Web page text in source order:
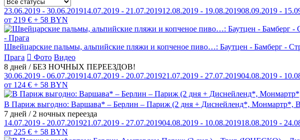
23.06.2019 - 30.06.201914.07.2019 - 21.07.201912.08.2019 - 19.08.201908.09.2019 -
от 219 € + 58 BYN
Швейцарские пальмы, альпийские пляжи и копченое пиво…: Баутцен - Бамберг -
Прага
Фото Видео
8 дней / БЕЗ НОЧНЫХ ПЕРЕЕЗДОВ!
30.06.2019 - 06.07.201914.07.2019 - 20.07.201921.07.2019 - 27.07.201904.08.2019 -
от 124 € + 58 BYN
В Париж выгодно: Варшава* – Берлин – Париж (2 дня + Диснейленд*, Монмартр*,
7 дней / 2 ночных переезда
14.07.2019 - 20.07.201921.07.2019 - 27.07.201904.08.2019 - 10.08.201918.08.2019 -
от 225 € + 58 BYN